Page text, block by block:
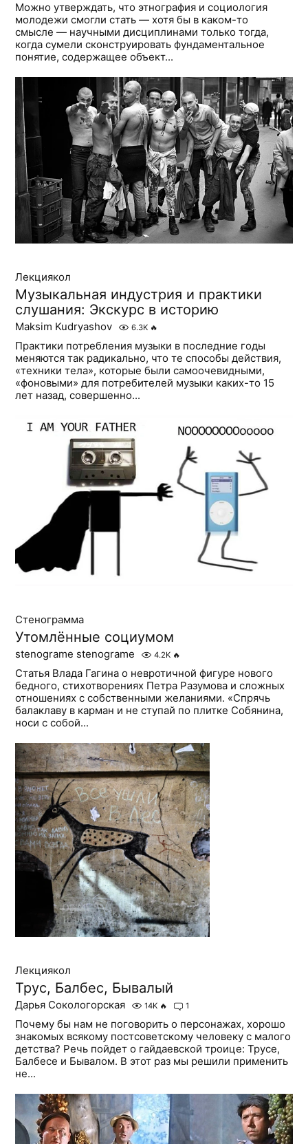
Можно утверждать, что этнография и социология
молодежи смогли стать — хотя бы в каком-то
смысле — научными дисциплинами только тогда,
когда сумели сконструировать фундаментальное
понятие, содержащее объект...
Лекциякол
Музыкальная индустрия и практики
слушания: Экскурс в историю
Maksim Kudryashov 6.3K 🔥
Практики потребления музыки в последние годы
меняются так радикально, что те способы действия,
«техники тела», которые были самоочевидными,
«фоновыми» для потребителей музыки каких-то 15
лет назад, совершенно...
Стенограмма
Утомлённые социумом
stenograme stenograme 4.2K 🔥
Статья Влада Гагина о невротичной фигуре нового
бедного, стихотворениях Петра Разумова и сложных
отношениях с собственными желаниями. «Спрячь
балаклаву в карман и не ступай по плитке Собянина,
носи с собой...
Лекциякол
Трус, Балбес, Бывалый
Дарья Сокологорская 14K 🔥 1
Почему бы нам не поговорить о персонажах, хорошо
знакомых всякому постсоветскому человеку с малого
детства? Речь пойдет о гайдаевской троице: Трусе,
Балбесе и Бывалом. В этот раз мы решили применить
не...